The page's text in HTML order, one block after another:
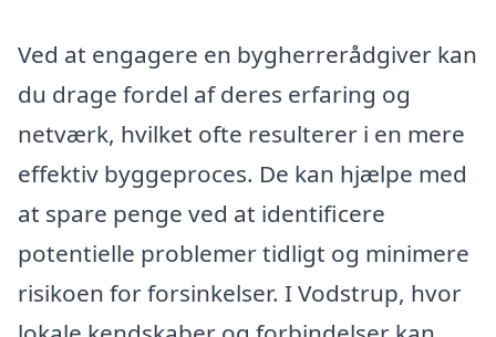
Ved at engagere en bygherrerådgiver kan
du drage fordel af deres erfaring og
netværk, hvilket ofte resulterer i en mere
effektiv byggeproces. De kan hjælpe med
at spare penge ved at identificere
potentielle problemer tidligt og minimere
risikoen for forsinkelser. I Vodstrup, hvor